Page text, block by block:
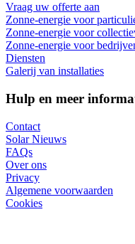
Vraag uw offerte aan
Zonne-energie voor
Zonne-energie voor
Zonne-energie voor
Diensten
Galerij van installaties
Hulp en meer
Contact
Solar Nieuws
FAQs
Over ons
Privacy
Algemene voorwaarden
Cookies